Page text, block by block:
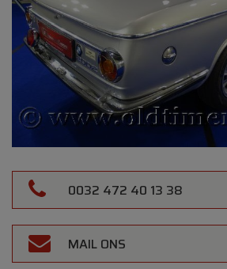
0032 472 40 13 38
MAIL ONS